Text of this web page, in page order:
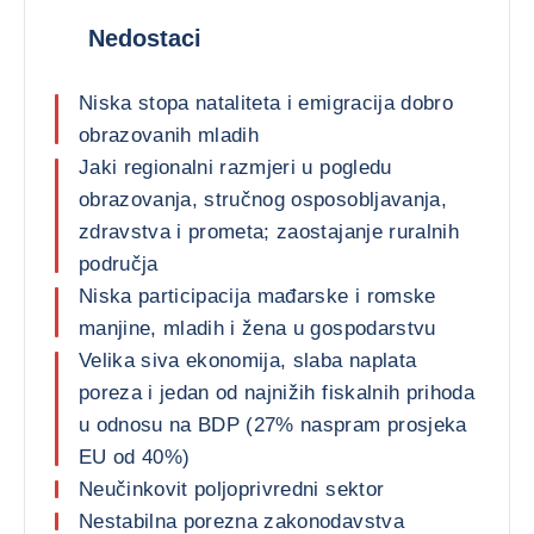
Nedostaci
Niska stopa nataliteta i emigracija dobro
obrazovanih mladih
Jaki regionalni razmjeri u pogledu
obrazovanja, stručnog osposobljavanja,
zdravstva i prometa; zaostajanje ruralnih
područja
Niska participacija mađarske i romske
manjine, mladih i žena u gospodarstvu
Velika siva ekonomija, slaba naplata
poreza i jedan od najnižih fiskalnih prihoda
u odnosu na BDP (27% naspram prosjeka
EU od 40%)
Neučinkovit poljoprivredni sektor
Nestabilna porezna zakonodavstva